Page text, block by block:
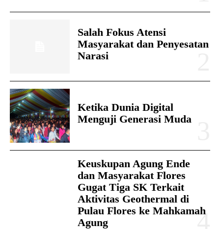
Salah Fokus Atensi
Masyarakat dan Penyesatan
Narasi
Ketika Dunia Digital
Menguji Generasi Muda
Keuskupan Agung Ende
dan Masyarakat Flores
Gugat Tiga SK Terkait
Aktivitas Geothermal di
Pulau Flores ke Mahkamah
Agung